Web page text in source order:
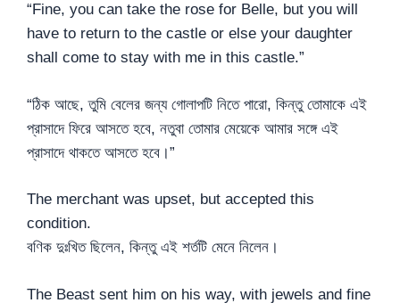
“Fine, you can take the rose for Belle, but you will
have to return to the castle or else your daughter
shall come to stay with me in this castle.”
“ঠিক আছে, তুমি বেলের জন্য গোলাপটি নিতে পারো, কিন্তু তোমাকে এই
প্রাসাদে ফিরে আসতে হবে, নতুবা তোমার মেয়েকে আমার সঙ্গে এই
প্রাসাদে থাকতে আসতে হবে।”
The merchant was upset, but accepted this
condition.
বণিক দুঃখিত ছিলেন, কিন্তু এই শর্তটি মেনে নিলেন।
The Beast sent him on his way, with jewels and fine